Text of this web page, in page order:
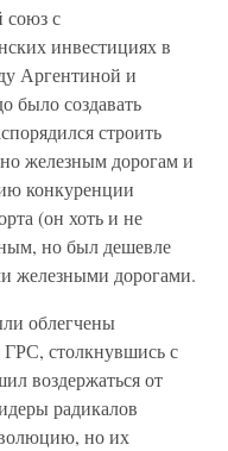
союз с
инвестициях в
Аргентиной и
было создавать
строить
железным дорогам и
конкуренции
(он хоть и не
но был дешевле
железными дорогами.
облегчены
ГРС, столкнувшись с
воздержаться от
радикалов
но их